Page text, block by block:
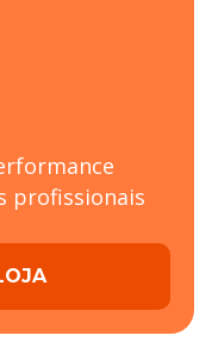
profissionais